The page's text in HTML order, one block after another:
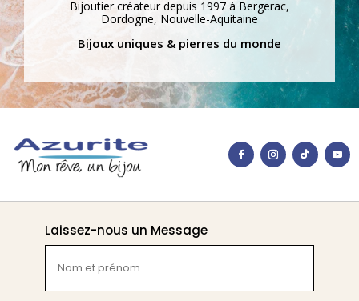
Bijoutier créateur depuis 1997 à Bergerac,
Dordogne, Nouvelle-Aquitaine
Bijoux uniques & pierres du monde
Laissez-nous un Message
et
prénom